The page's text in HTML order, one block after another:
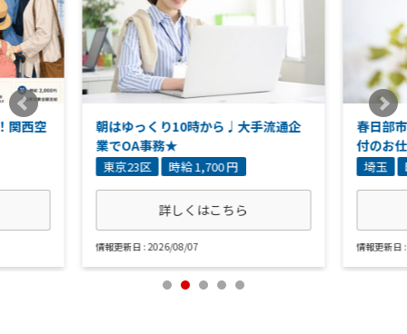
関西空
朝はゆっくり10時から♩大手流通企
業でOA事務★
東京23区 時給 1,700 円
詳しくはこちら
情報更新日 : 2026/08/07
春日部
付のお
埼玉
情報更新日